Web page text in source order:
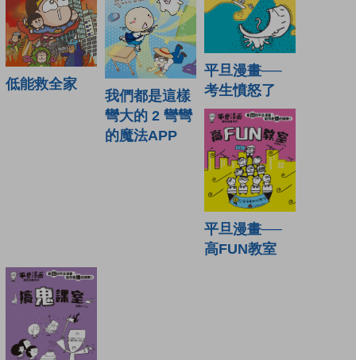
低能救全家
我們都是這樣
彎大的 2 彎彎
的魔法APP
平旦漫畫──
考生憤怒了
平旦漫畫──
高FUN教室